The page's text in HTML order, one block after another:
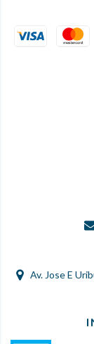
Av. Jose E